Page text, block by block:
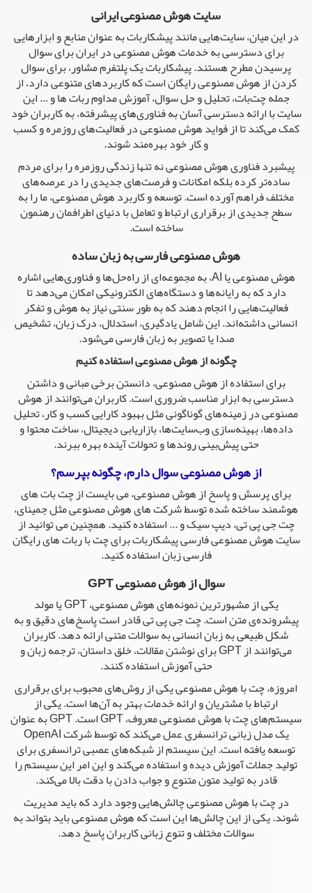
سایت هوش مصنوعی ایرانی
در این میان، سایت‌هایی مانند پیشکاربات به عنوان منابع و ابزارهایی
برای دسترسی به خدمات هوش مصنوعی در ایران برای سوال
پرسیدن مطرح هستند. پیشکاربات یک پلتفرم مشاور، برای سوال
کردن از هوش مصنوعی رایگان است که کاربردهای متنوعی دارد، از
جمله چت‌بات، تحلیل و حل سوال، آموزش مداوم ربات ها و ... این
سایت با ارائه دسترسی آسان به فناوری‌های پیشرفته، به کاربران خود
کمک می‌کند تا از فواید هوش مصنوعی در فعالیت‌های روزمره و کسب
و کار خود بهره‌مند شوند.
پیشبرد فناوری هوش مصنوعی نه تنها زندگی روزمره را برای مردم
ساده‌تر کرده بلکه امکانات و فرصت‌های جدیدی را در عرصه‌های
مختلف فراهم آورده است. توسعه و کاربرد هوش مصنوعی، ما را به
سطح جدیدی از برقراری ارتباط و تعامل با دنیای اطرافمان رهنمون
ساخته است.
هوش مصنوعی فارسی به زبان ساده
هوش مصنوعی یا AI، به مجموعه‌ای از راه‌حل‌ها و فناوری‌هایی اشاره
دارد که به رایانه‌ها و دستگاه‌های الکترونیکی امکان می‌دهد تا
فعالیت‌هایی را انجام دهند که به طور سنتی نیاز به هوش و تفکر
انسانی داشته‌اند. این شامل یادگیری، استدلال، درک زبان، تشخیص
صدا یا تصویر به زبان فارسی می‌شود.
چگونه از هوش مصنوعی استفاده کنیم
برای استفاده از هوش مصنوعی، دانستن برخی مبانی و داشتن
دسترسی به ابزار مناسب ضروری است. کاربران می‌توانند از هوش
مصنوعی در زمینه‌های گوناگونی مثل بهبود کارایی کسب و کار، تحلیل
داده‌ها، بهینه‌سازی وب‌سایت‌ها، بازاریابی دیجیتال، ساخت محتوا و
حتی پیش‌بینی روندها و تحولات آینده بهره ببرند.
از هوش مصنوعی سوال دارم، چگونه بپرسم؟
برای پرسش و پاسخ از هوش مصنوعی، می بایست از چت بات های
هوشمند ساخته شده توسط شرکت های هوش مصنوعی مثل جمینای،
چت جی پی تی، دیپ سیک و ... استفاده کنید. همچنین می توانید از
سایت هوش مصنوعی فارسی پیشکاربات برای چت با ربات های رایگان
فارسی زبان استفاده کنید.
سوال از هوش مصنوعی GPT
یکی از مشهورترین نمونه‌های هوش مصنوعی، GPT یا مولد
پیشرونده‌ی متن است. چت جی پی تی قادر است پاسخ‌های دقیق و به
شکل طبیعی به زبان انسانی به سوالات متنی ارائه دهد. کاربران
می‌توانند از GPT برای نوشتن مقالات، خلق داستان، ترجمه زبان و
حتی آموزش استفاده کنند.
امروزه، چت با هوش مصنوعی یکی از روش‌های محبوب برای برقراری
ارتباط با مشتریان و ارائه خدمات بهتر به آن‌ها است. یکی از
سیستم‌های چت با هوش مصنوعی معروف، GPT است. GPT به عنوان
یک مدل زبانی ترانسفری عمل می‌کند که توسط شرکت OpenAI
توسعه یافته است. این سیستم از شبکه‌های عصبی ترانسفری برای
تولید جملات آموزش دیده و استفاده می‌کند و این امر این سیستم را
قادر به تولید متون متنوع و جواب دادن با دقت بالا می‌کند.
در چت با هوش مصنوعی چالش‌هایی وجود دارد که باید مدیریت
شوند. یکی از این چالش‌ها این است که هوش مصنوعی باید بتواند به
سوالات مختلف و تنوع زبانی کاربران پاسخ دهد.